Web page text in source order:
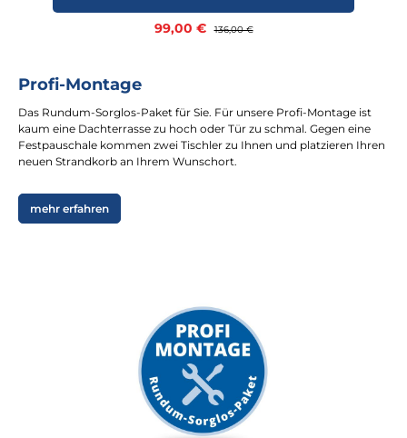
Verkaufspreis:
99,00 € Regulärer Preis:
136,00 €
Profi-Montage
Das Rundum-Sorglos-Paket für Sie. Für unsere Profi-Montage ist
kaum eine Dachterrasse zu hoch oder Tür zu schmal. Gegen eine
Festpauschale kommen zwei Tischler zu Ihnen und platzieren Ihren
neuen Strandkorb an Ihrem Wunschort.
mehr erfahren